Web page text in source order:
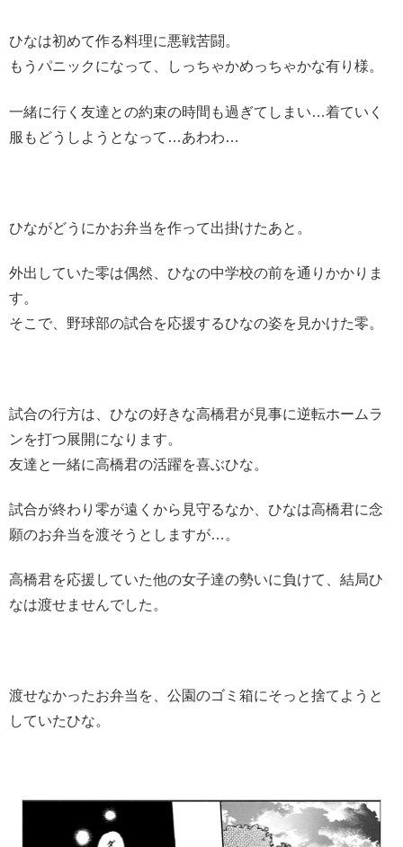
ひなは初めて作る料理に悪戦苦闘。
もうパニックになって、しっちゃかめっちゃかな有り様。
一緒に行く友達との約束の時間も過ぎてしまい…着ていく
服もどうしようとなって…あわわ…
ひながどうにかお弁当を作って出掛けたあと。
外出していた零は偶然、ひなの中学校の前を通りかかりま
す。
そこで、野球部の試合を応援するひなの姿を見かけた零。
試合の行方は、ひなの好きな高橋君が見事に逆転ホームラ
ンを打つ展開になります。
友達と一緒に高橋君の活躍を喜ぶひな。
試合が終わり零が遠くから見守るなか、ひなは高橋君に念
願のお弁当を渡そうとしますが…。
高橋君を応援していた他の女子達の勢いに負けて、結局ひ
なは渡せませんでした。
渡せなかったお弁当を、公園のゴミ箱にそっと捨てようと
していたひな。